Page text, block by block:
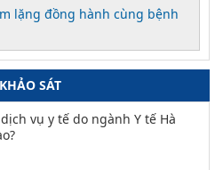
lặng đồng hành cùng bệnh
KHẢO SÁT
vụ y tế do ngành Y tế Hà